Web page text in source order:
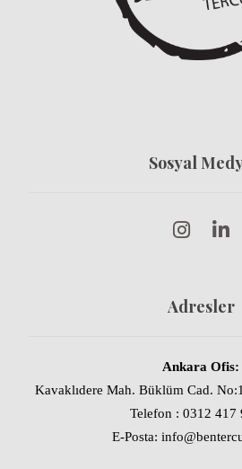
Sosyal
Adresler
Ankara Ofis:
Kavaklıdere Mah. Büklüm Cad.
Telefon : 0312 417
E-Posta: